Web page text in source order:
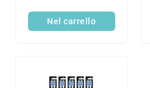
Nel carrello